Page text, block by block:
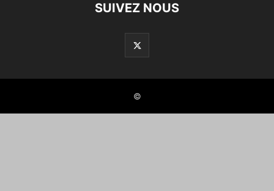
SUIVEZ NOUS
©